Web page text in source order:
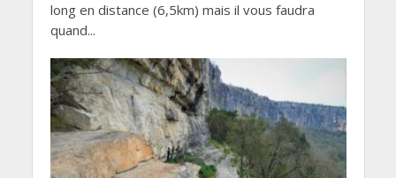
long en distance (6,5km) mais il vous faudra
quand...